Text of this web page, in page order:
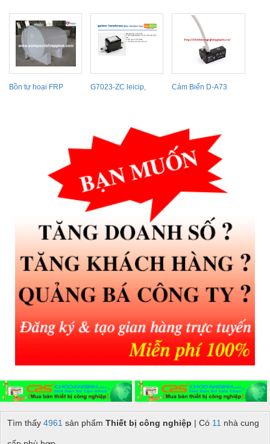
Bồn tự hoại FRP
G7023-ZC leicip,
Cảm Biến D-A73
Tìm thấy 4961 sản phẩm Thiết bị công nghiệp | Có 11 nhà cung